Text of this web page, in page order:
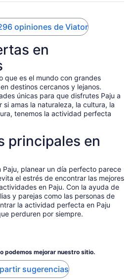
opiniones de Viator
en
que es el mundo con grandes
destinos cercanos y lejanos.
únicas para que disfrutes Paju a
si amas la naturaleza, la cultura, la
tenemos la actividad perfecta
principales en
Paju, planear un día perfecto parece
el estrés de encontrar las mejores
en Paju. Con la ayuda de
y parejas como las personas de
la actividad perfecta en Paju
perduren por siempre.
podemos mejorar nuestro sitio.
sugerencias